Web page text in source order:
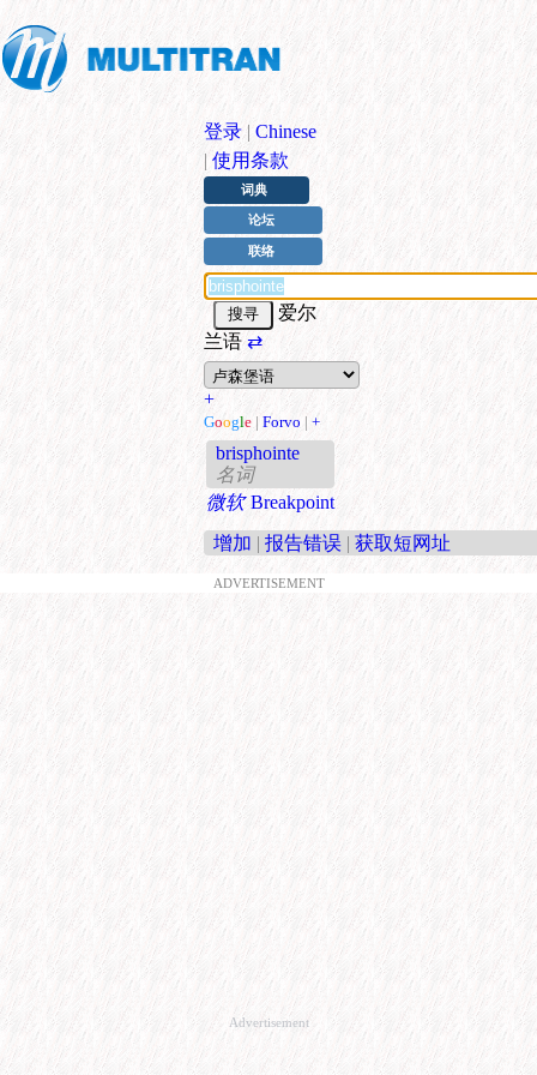
登录 | Chinese
| 使用条款
词典
论坛
联络
爱尔
兰语⇄
+
Google | Forvo | +
brisphointe
名词
微软 Breakpoint
增加 | 报告错误 | 获取短网址
ADVERTISEMENT
Advertisement